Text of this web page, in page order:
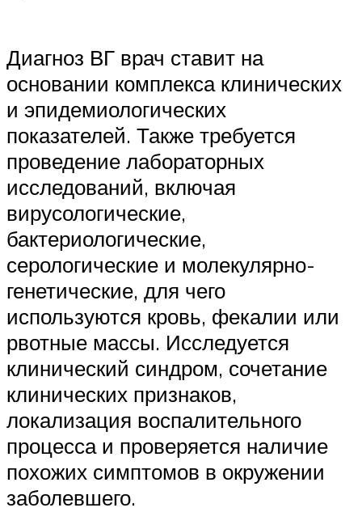
Диагноз ВГ врач ставит на
основании комплекса клинических
и эпидемиологических
показателей. Также требуется
проведение лабораторных
исследований, включая
вирусологические,
бактериологические,
серологические и молекулярно-
генетические, для чего
используются кровь, фекалии или
рвотные массы. Исследуется
клинический синдром, сочетание
клинических признаков,
локализация воспалительного
процесса и проверяется наличие
похожих симптомов в окружении
заболевшего.